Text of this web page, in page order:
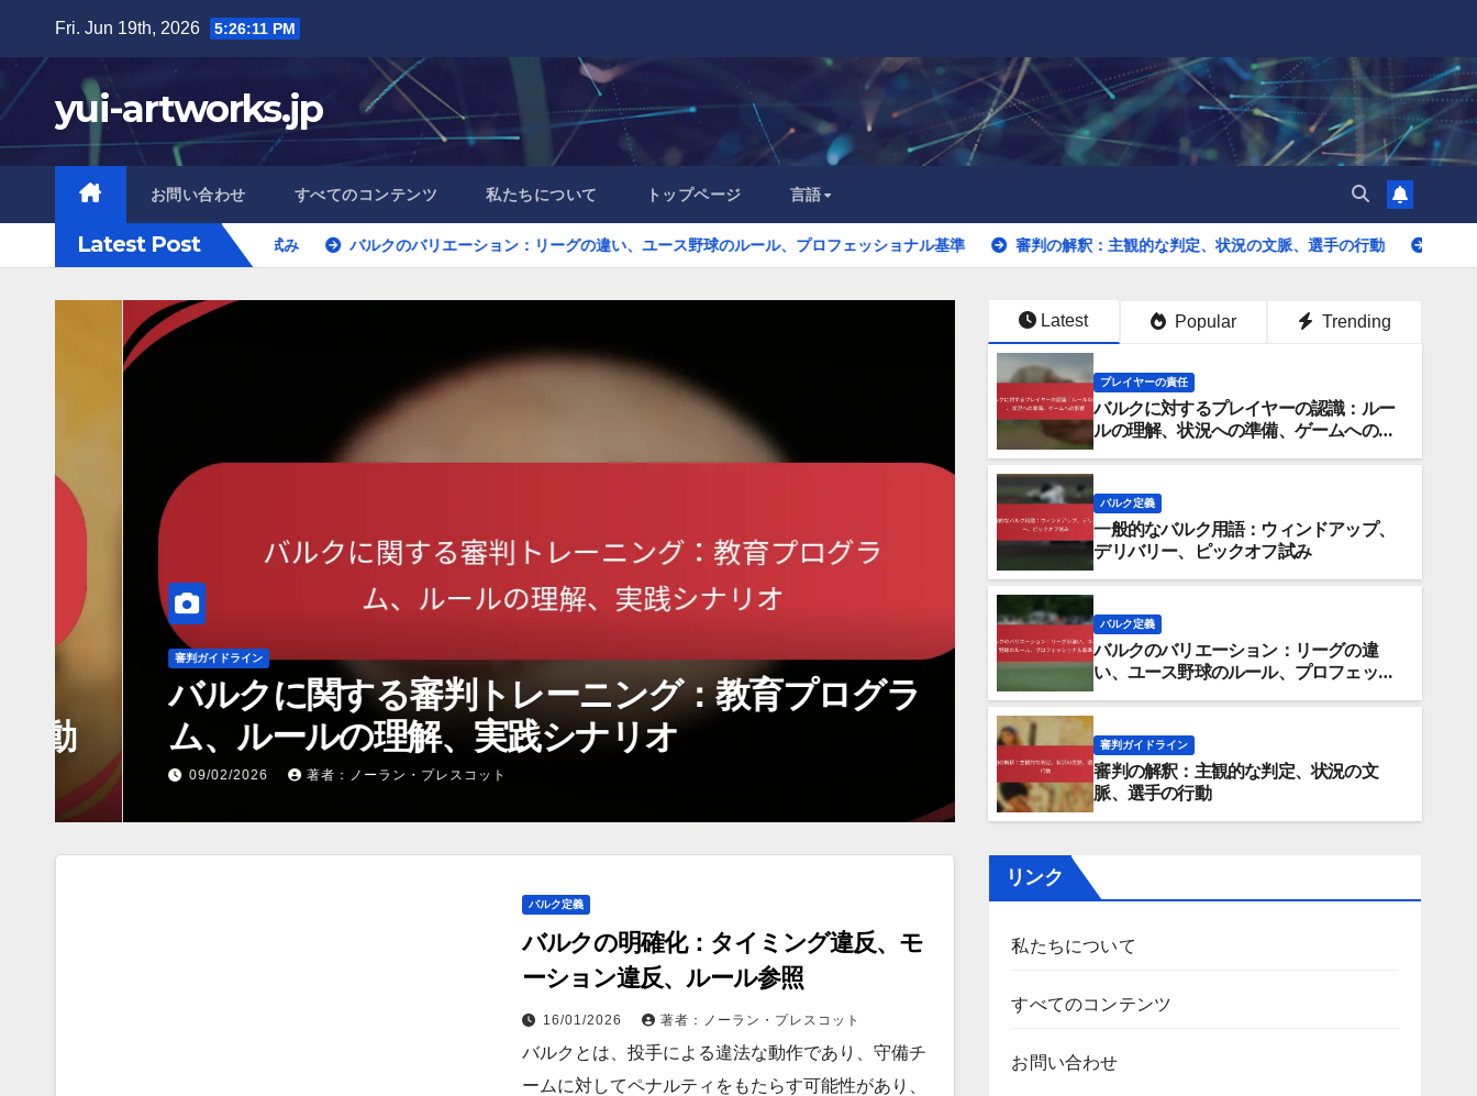
content
Fri. Jun 19th, 2026 5:26:13 PM
yui-artworks.jp
お問い合わせ すべてのコンテンツ 私たちについて トップページ 言語
Latest Post
リバリー、ピックオフ試み バルクのバリエーション：リーグの違い、ユース野球のルール、プロフェッショナル基準 審判の解釈：主観的な判定、状況の文脈、選手の行動 バルクに関する審
プレイヤーの責任
バルクに対するプレイヤーの認識：ルールの理解、
状況への準備、ゲームへの影響
11/02/2026 著者：ノーラン・プレスコット
一般的なバルク用語：ウィン
ー、ピックオフ試み
11/02/2026 著者：ノーラン・プレスコット
Latest Popular Trending
プレイヤーの責任
バルクに対するプレイヤーの認識：ルー
ルの理解、状況への準備、ゲームへの影
バルク定義
一般的なバルク用語：ウィンドアップ、
デリバリー、ピックオフ試み
バルク定義
バルクのバリエーション：リーグの違
い、ユース野球のルール、プロフェッシ
審判ガイドライン
審判の解釈：主観的な判定、状況の文
脈、選手の行動
バルク定義
バルクの明確化：タイミング違反、モ
ーション違反、ルール参照
16/01/2026 著者：ノーラン・プレスコット
バルクとは、投手による違法な動作であり、守備チ
ームに対してペナルティをもたらす可能性があり、
リンク
私たちについて
すべてのコンテンツ
お問い合わせ